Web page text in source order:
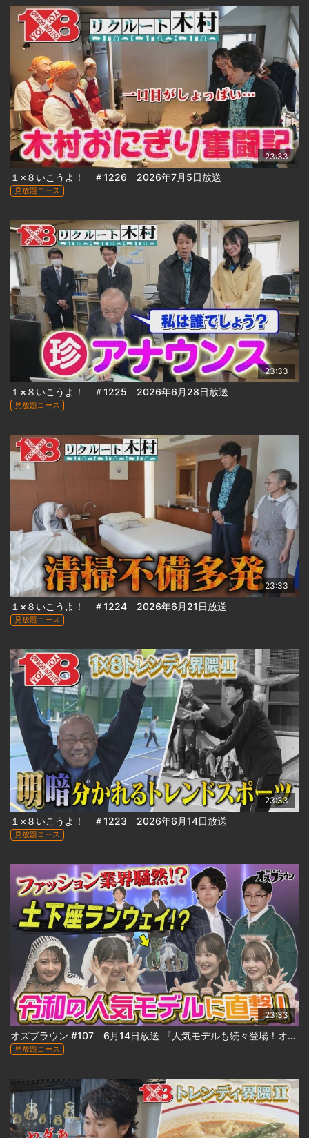
23:33
１×８いこうよ！ ＃1226 2026年7月5日放送
見放題コース
23:33
１×８いこうよ！ ＃1225 2026年6月28日放送
見放題コース
23:33
１×８いこうよ！ ＃1224 2026年6月21日放送
見放題コース
23:33
１×８いこうよ！ ＃1223 2026年6月14日放送
見放題コース
23:33
オズブラウン #107 6月14日放送 『人気モデルも続々登場！オズワルド札幌コレクション出陣 』
見放題コース